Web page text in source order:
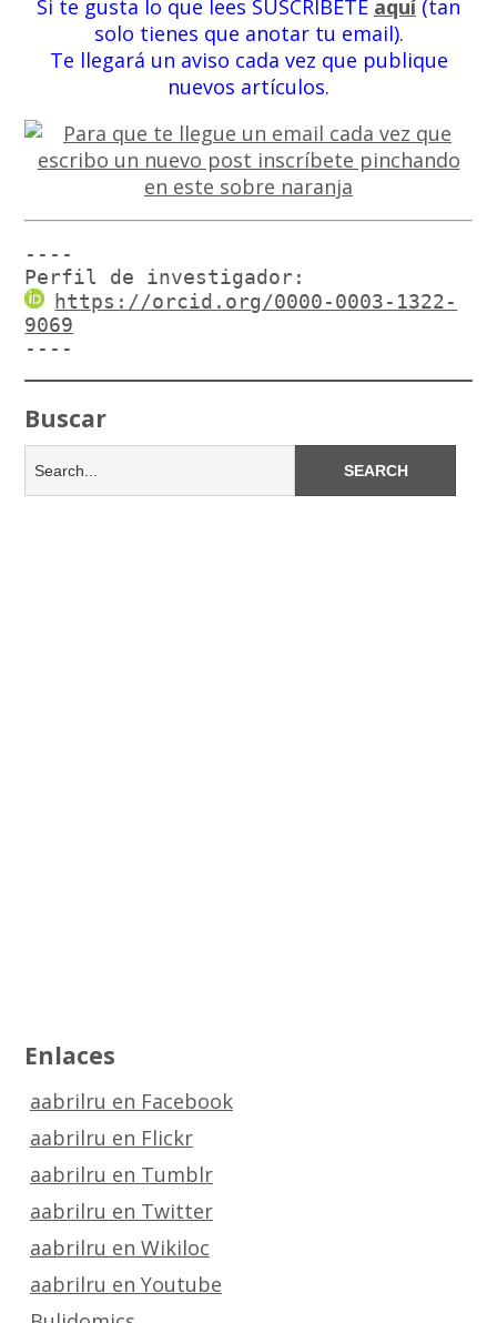
Si te gusta lo que lees SUSCRÍBETE aquí(tan
solo tienes que anotar tu email).
Te llegará un aviso cada vez que publique
nuevos artículos.
----
Perfil de investigador:
https://orcid.org/0000-0003-1322-
9069
----
Buscar
Enlaces
aabrilru en Facebook
aabrilru en Flickr
aabrilru en Tumblr
aabrilru en Twitter
aabrilru en Wikiloc
aabrilru en Youtube